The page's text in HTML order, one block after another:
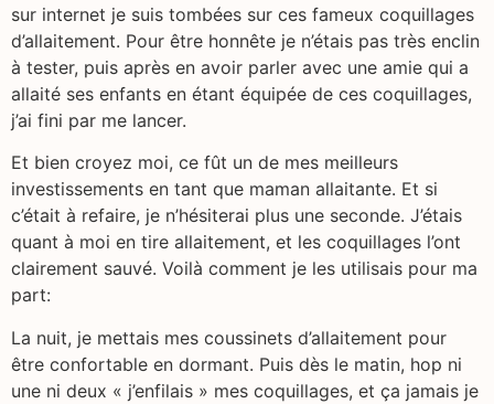
sur internet je suis tombées sur ces fameux coquillages
d’allaitement. Pour être honnête je n’étais pas très enclin
à tester, puis après en avoir parler avec une amie qui a
allaité ses enfants en étant équipée de ces coquillages,
j’ai fini par me lancer.
Et bien croyez moi, ce fût un de mes meilleurs
investissements en tant que maman allaitante. Et si
c’était à refaire, je n’hésiterai plus une seconde. J’étais
quant à moi en tire allaitement, et les coquillages l’ont
clairement sauvé. Voilà comment je les utilisais pour ma
part:
La nuit, je mettais mes coussinets d’allaitement pour
être confortable en dormant. Puis dès le matin, hop ni
une ni deux « j’enfilais » mes coquillages, et ça jamais je